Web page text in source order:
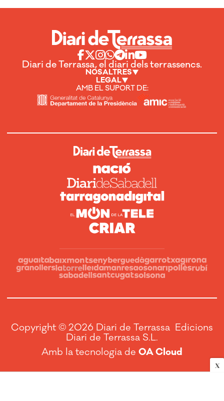
X
Diari de Terrassa, el diari dels terrassencs.
NOSALTRES
LEGAL
AMB EL SUPORT DE:
Copyright © 2026 Diari de Terrassa Edicions
Diari de Terrassa S.L.
Amb la tecnologia de OA Cloud